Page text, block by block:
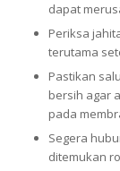
dapat
Periksa
terutama
Pastikan
bersih agar
pada
Segera
ditemukan